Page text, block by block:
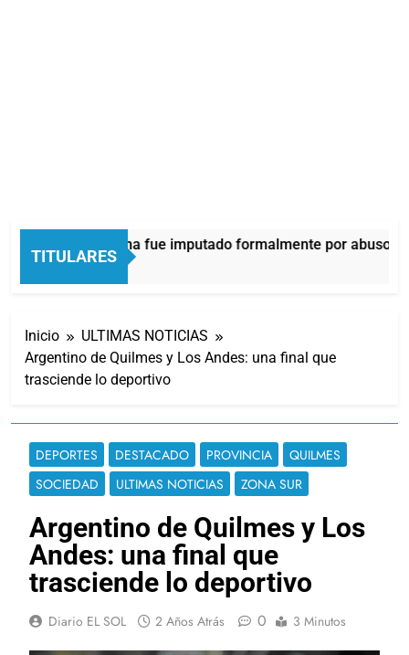
TITULARES
Thiago Medina fue imputado formalmente por abuso
54 Minutos Atrás
Inicio
ULTIMAS NOTICIAS
Argentino de Quilmes y Los Andes: una final que
trasciende lo deportivo
DEPORTES DESTACADO PROVINCIA
QUILMES
SOCIEDAD
ULTIMAS NOTICIAS ZONA SUR
Argentino de Quilmes y Los
Andes: una final que
trasciende lo deportivo
Diario EL SOL 2 Años Atrás 0 3 Minutos